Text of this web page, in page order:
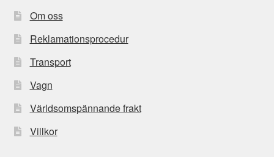
Om oss
Reklamationsprocedur
Transport
Vagn
Världsomspännande frakt
Villkor